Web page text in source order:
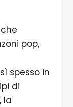
pop,
spesso in
di
la